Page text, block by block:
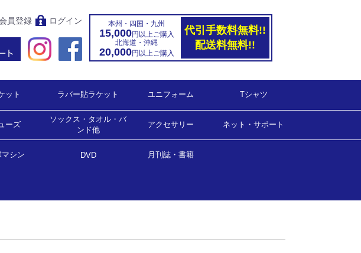
員登録 ログイン 本州・四国・九州
15,000円以上ご購入
北海道・沖縄
20,000円以上ご購入
代引手数料無料!!
配送料無料!!
ット
クハンド(攻撃用)
クハンド(守備用)
ルダー
ボール用
ラバー貼ラケット
シェークハンド
ペンホルダー
ラージ用
ユニフォーム
ゲームシャツ(男女兼用)
ゲームシャツ(女子用）
ゲームパンツ(男女兼用)
ゲームパンツ(女子用)
Tシャツ
ーズ
ソックス・タオル・バ
ンド他
ソックス
タオル・バンド
サポーター他
アクセサリー ネット・サポート
シン DVD 月刊誌・書籍